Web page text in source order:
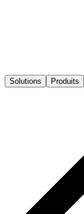
Solutions Produits